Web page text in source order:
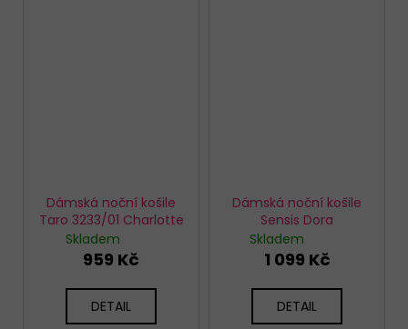
Dámská noční košile
Taro 3233/01 Charlotte
Skladem
959 Kč
DETAIL
Dámská noční košile
Sensis Dora
Skladem
1 099 Kč
DETAIL